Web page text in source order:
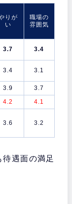
りが
い
職場の
雰囲気
3.7 3.4
3.4 3.1
3.9
3.7
4.2
4.1
3.6 3.2
遇面の満足